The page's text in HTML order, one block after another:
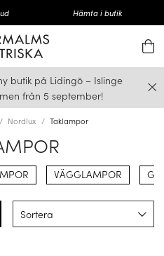
Hämta i butik
butik på Lidingö – Islinge
från 5 september!
Nordlux Taklampor
VÄGGLAMPOR
Sortera